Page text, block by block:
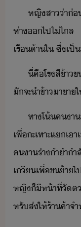
หญิสา​่า​่
ห่า​​ไป​ไ่​ไล​
เรื​้าใ​ ​ซึ่​เ
ี่​คื​โรสีข้า​
ัจะ​ำ​ข้า​า​ขา​
ทาโ้​คา
เพื่​ะเทาะ​แ​
คา​ร่า​ำำ​
เี​เพื่​ข้า​
หญิ​็​ีห้า​ที่​ั​ต
หรั​ส่​ให้​ร้าค้า​จ